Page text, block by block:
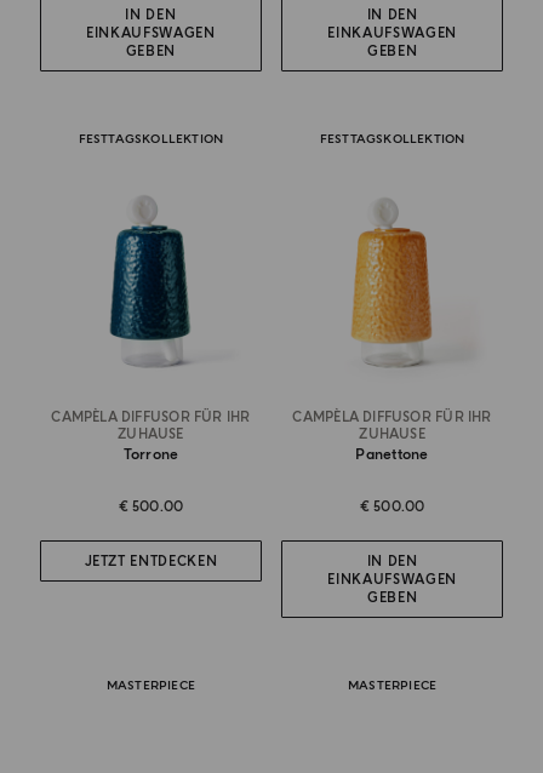
IN DEN
EINKAUFSWAGEN
GEBEN
IN DEN
EINKAUFSWAGEN
GEBEN
FESTTAGSKOLLEKTION
CAMPÈLA DIFFUSOR FÜR IHR
ZUHAUSE
Torrone
€ 500.00
JETZT ENTDECKEN
FESTTAGSKOLLEKTION
CAMPÈLA DIFFUSOR FÜR IHR
ZUHAUSE
Panettone
€ 500.00
IN DEN
EINKAUFSWAGEN
GEBEN
MASTERPIECE MASTERPIECE